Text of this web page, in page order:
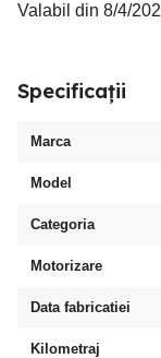
Valabil din 8/4/
Specificații
Marca
Model
Categoria
Motorizare
Data fabricatiei
Kilometraj